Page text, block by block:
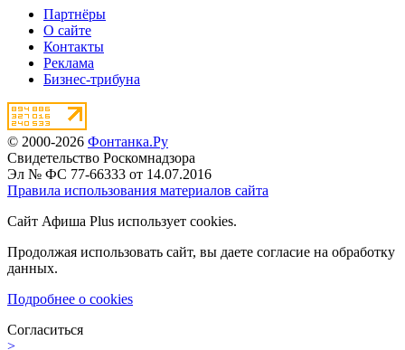
Партнёры
О сайте
Контакты
Реклама
Бизнес-трибуна
© 2000-2026 Фонтанка.Ру
Свидетельство Роскомнадзора
Эл № ФС 77-66333 от 14.07.2016
Правила использования материалов сайта
Сайт Афиша Plus использует cookies.
Продолжая использовать сайт, вы даете согласие на обработку
данных.
Подробнее о cookies
Согласиться
>